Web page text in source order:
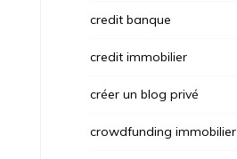
credit banque
credit immobilier
créer un blog privé
crowdfunding immobilier